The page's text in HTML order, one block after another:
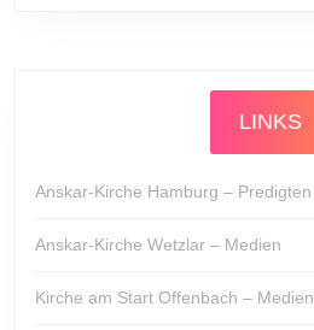
LINKS
Anskar-Kirche Hamburg – Predigten
Anskar-Kirche Wetzlar – Medien
Kirche am Start Offenbach – Medien